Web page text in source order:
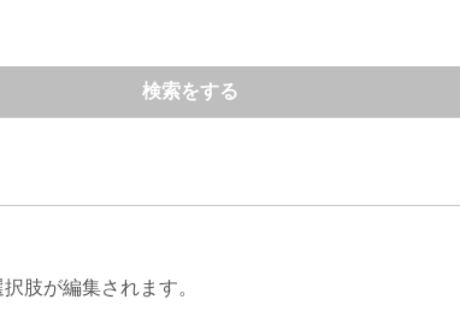
検索をする
肢が編集されます。